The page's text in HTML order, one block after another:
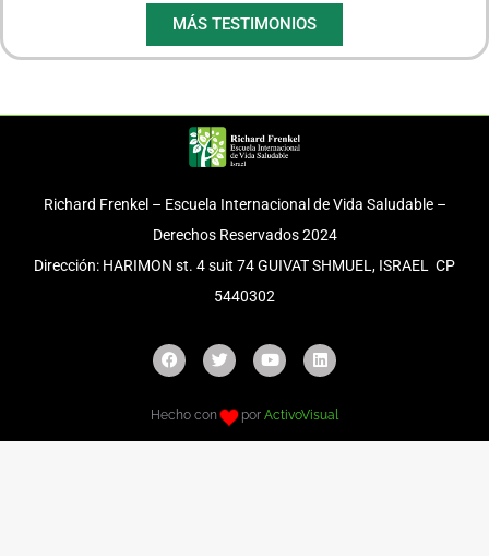
MÁS TESTIMONIOS
Richard Frenkel – Escuela Internacional de Vida Saludable –
Derechos Reservados 2024
Dirección: HARIMON st. 4 suit 74 GUIVAT SHMUEL, ISRAEL CP
5440302
Hecho con por ActivoVisual